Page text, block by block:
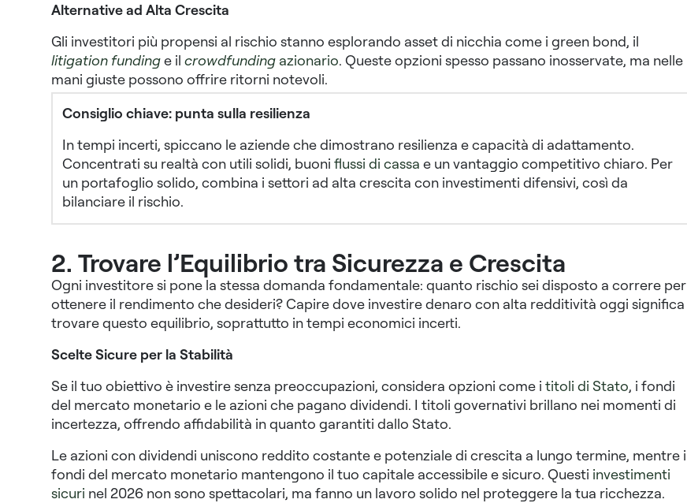
Alternative ad Alta Crescita
Gli investitori più propensi al rischio stanno esplorando asset di nicchia come i green bond, il
litigation fundinge il crowdfunding azionario. Queste opzioni spesso passano inosservate, ma nelle
mani giuste possono offrire ritorni notevoli.
Consiglio chiave: punta sulla resilienza
In tempi incerti, spiccano le aziende che dimostrano resilienza e capacità di adattamento.
Concentrati su realtà con utili solidi, buoni flussi di cassa e un vantaggio competitivo chiaro. Per
un portafoglio solido, combina i settori ad alta crescita con investimenti difensivi, così da
bilanciare il rischio.
2. Trovare l’Equilibrio tra Sicurezza e Crescita
Ogni investitore si pone la stessa domanda fondamentale: quanto rischio sei disposto a correre per
ottenere il rendimento che desideri? Capire dove investire denaro con alta redditività oggi significa
trovare questo equilibrio, soprattutto in tempi economici incerti.
Scelte Sicure per la Stabilità
Se il tuo obiettivo è investire senza preoccupazioni, considera opzioni come i titoli di Stato, i fondi
del mercato monetario e le azioni che pagano dividendi. I titoli governativi brillano nei momenti di
incertezza, offrendo affidabilità in quanto garantiti dallo Stato.
Le azioni con dividendi uniscono reddito costante e potenziale di crescita a lungo termine, mentre i
fondi del mercato monetario mantengono il tuo capitale accessibile e sicuro. Questi investimenti
sicuri nel 2026 non sono spettacolari, ma fanno un lavoro solido nel proteggere la tua ricchezza.